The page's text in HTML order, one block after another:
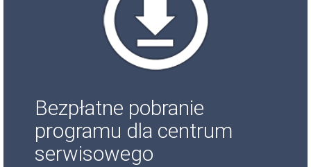
Bezpłatne pobranie
programu dla centrum
serwisowego